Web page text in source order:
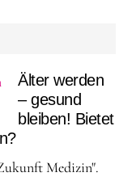
Älter werden
– gesund
bleiben! Bietet
Medizin".